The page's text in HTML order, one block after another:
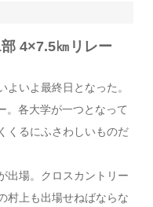
4×7.5㎞リレー
いよ最終日となった。
。各大学が一つとなって
くるにふさわしいものだ
出場。クロスカントリー
村上も出場せねばならな